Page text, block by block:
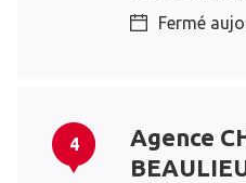
Fermé
4
Agence